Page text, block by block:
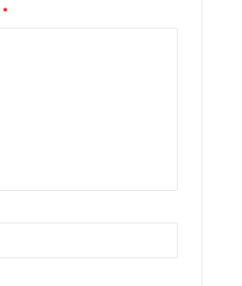
*